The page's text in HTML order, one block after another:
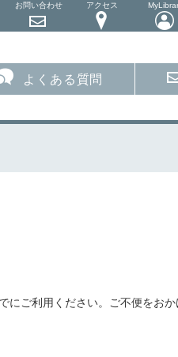
お問い合わせ アクセス
よくある質問
にご利用ください。ご不便をお